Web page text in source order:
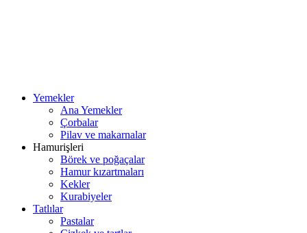
Yemekler
Ana Yemekler
Çorbalar
Pilav ve makarnalar
Hamurişleri
Börek ve poğaçalar
Hamur kızartmaları
Kekler
Kurabiyeler
Tatlılar
Pastalar